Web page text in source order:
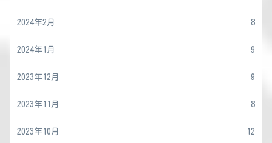
2024年2月 8
2024年1月 9
2023年12月 9
2023年11月 8
2023年10月 12